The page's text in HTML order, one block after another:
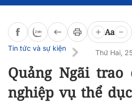
Aa
Tin tức và sự kiện
Thứ Hai,
Quảng Ngãi trao
nghiệp vụ thể